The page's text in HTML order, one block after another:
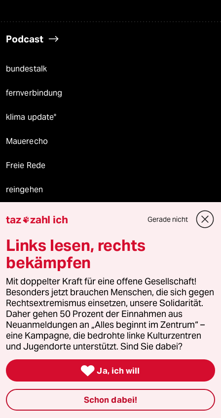
Podcast
bundestalk
fernverbindung
klima update°
Mauerecho
Freie Rede
reingehen
team zukunft
taz frisch
taz zahl ich
taz lab Infobrief
Veranstaltungen
Demnächst
taz zahl ich Gerade nicht
Links lesen, rechts
bekämpfen
Mit doppelter Kraft für eine offene Gesellschaft!
Besonders jetzt brauchen Menschen, die sich gegen
Rechtsextremismus einsetzen, unsere Solidarität.
Daher gehen 50 Prozent der Einnahmen aus
Neuanmeldungen an „Alles beginnt im Zentrum“ –
eine Kampagne, die bedrohte linke Kulturzentren
und Jugendorte unterstützt. Sind Sie dabei?
 Ja, ich will
Schon dabei!